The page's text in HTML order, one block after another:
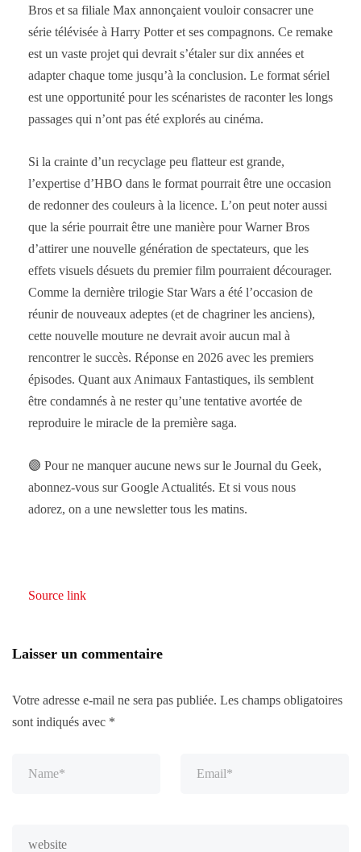
Bros et sa filiale Max annonçaient vouloir consacrer une
série télévisée à Harry Potter et ses compagnons. Ce remake
est un vaste projet qui devrait s’étaler sur dix années et
adapter chaque tome jusqu’à la conclusion. Le format sériel
est une opportunité pour les scénaristes de raconter les longs
passages qui n’ont pas été explorés au cinéma.
Si la crainte d’un recyclage peu flatteur est grande,
l’expertise d’HBO dans le format pourrait être une occasion
de redonner des couleurs à la licence. L’on peut noter aussi
que la série pourrait être une manière pour Warner Bros
d’attirer une nouvelle génération de spectateurs, que les
effets visuels désuets du premier film pourraient décourager.
Comme la dernière trilogie Star Wars a été l’occasion de
réunir de nouveaux adeptes (et de chagriner les anciens),
cette nouvelle mouture ne devrait avoir aucun mal à
rencontrer le succès. Réponse en 2026 avec les premiers
épisodes. Quant aux Animaux Fantastiques, ils semblent
être condamnés à ne rester qu’une tentative avortée de
reproduire le miracle de la première saga.
🟣 Pour ne manquer aucune news sur le Journal du Geek,
abonnez-vous sur Google Actualités. Et si vous nous
adorez, on a une newsletter tous les matins.
Source link
Laisser un commentaire
Votre adresse e-mail ne sera pas publiée. Les champs obligatoires
sont indiqués avec *